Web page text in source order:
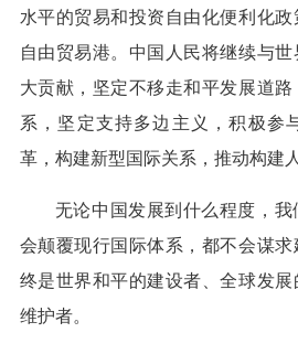
水平的贸易和投资自由化便利化
自由贸易港。中国人民将继续与
大贡献，坚定不移走和平发展道
系，坚定支持多边主义，积极参
革，构建新型国际关系，推动构建
无论中国发展到什么程度，
会颠覆现行国际体系，都不会谋
终是世界和平的建设者、全球发
维护者。